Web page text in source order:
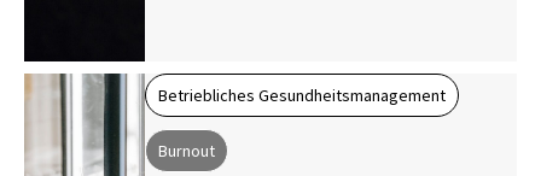
Betriebliches Gesundheitsmanagement
Burnout